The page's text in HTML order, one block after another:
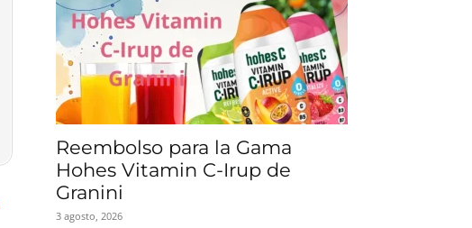
Reembolso para la Gama
Hohes Vitamin C-Irup de
Granini
3 agosto, 2026